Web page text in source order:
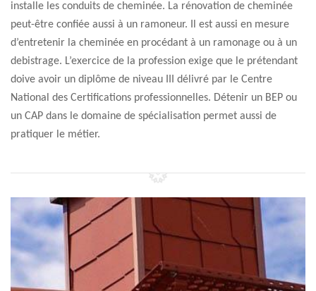
installe les conduits de cheminée. La rénovation de cheminée
peut-être confiée aussi à un ramoneur. Il est aussi en mesure
d’entretenir la cheminée en procédant à un ramonage ou à un
debistrage. L’exercice de la profession exige que le prétendant
doive avoir un diplôme de niveau III délivré par le Centre
National des Certifications professionnelles. Détenir un BEP ou
un CAP dans le domaine de spécialisation permet aussi de
pratiquer le métier.